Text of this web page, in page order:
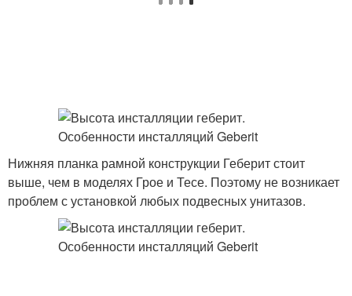
Нижняя планка рамной конструкции Геберит стоит
выше, чем в моделях Грое и Тесе. Поэтому не возникает
проблем с установкой любых подвесных унитазов.